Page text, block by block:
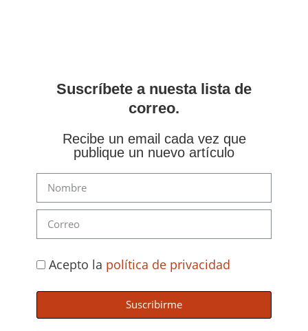
Suscríbete a nuesta lista de
correo.
Recibe un email cada vez que
publique un nuevo artículo
Acepto la política de privacidad
Suscribirme